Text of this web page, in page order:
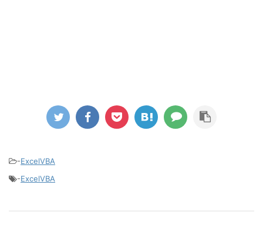
-ExcelVBA
-ExcelVBA